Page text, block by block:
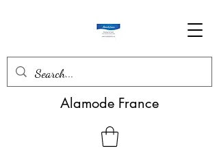
Alamode France